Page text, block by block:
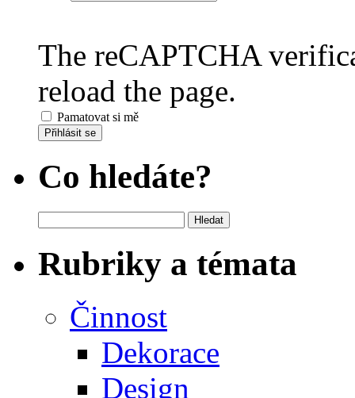
The reCAPTCHA
reload the page.
Pamatovat si mě
Přihlásit se
Co hledáte?
Rubriky a témata
Činnost
Dekorace
Design